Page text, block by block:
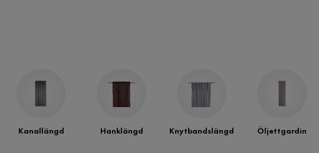
Kanallängd Hanklängd Knytbandslängd Öljettgardin